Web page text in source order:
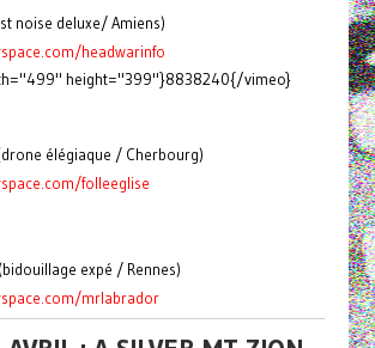
noise deluxe/ Amiens)
headwarinfo
height="399"}8838240{/vimeo}
(drone élégiaque / Cherbourg)
folleeglise
(bidouillage expé / Rennes)
mrlabrador